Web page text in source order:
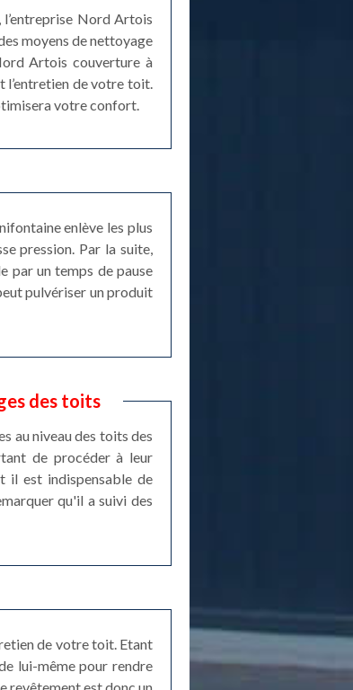
Nord Artois
moyens de nettoyage
Artois couverture à
l’entretien de votre toit.
votre confort.
enlève les plus
pression. Par la suite,
par un temps de pause
pulvériser un produit
des toits
au niveau des toits des
de procéder à leur
il est indispensable de
qu'il a suivi des
de votre toit. Etant
lui-même pour rendre